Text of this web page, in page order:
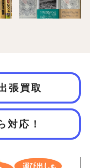
張買取
対応！